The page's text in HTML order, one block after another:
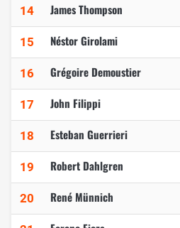
14 James Thompson
15 Néstor Girolami
16 Grégoire Demoustier
17 John Filippi
18 Esteban Guerrieri
19 Robert Dahlgren
20 René Münnich